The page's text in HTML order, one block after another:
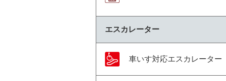
エスカレーター
車いす対応エスカレーター